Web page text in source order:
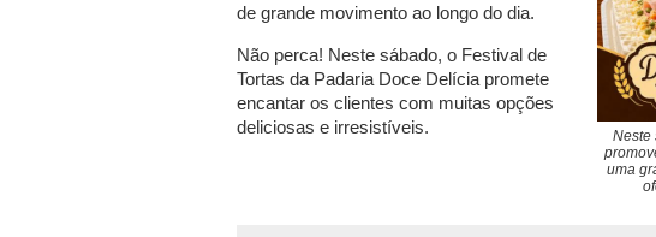
Neste
uma
de grande movimento ao longo do dia.
Não perca! Neste sábado, o Festival de
Tortas da Padaria Doce Delícia promete
encantar os clientes com muitas opções
deliciosas e irresistíveis.